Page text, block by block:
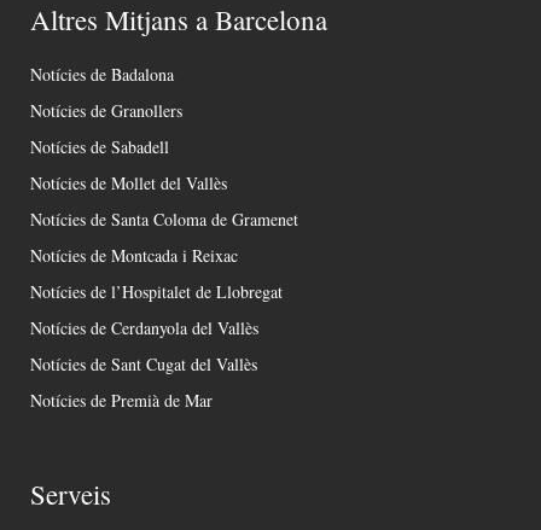
Altres Mitjans a Barcelona
Notícies de Badalona
Notícies de Granollers
Notícies de Sabadell
Notícies de Mollet del Vallès
Notícies de Santa Coloma de Gramenet
Notícies de Montcada i Reixac
Notícies de l’Hospitalet de Llobregat
Notícies de Cerdanyola del Vallès
Notícies de Sant Cugat del Vallès
Notícies de Premià de Mar
Serveis